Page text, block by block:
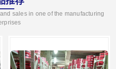
sales in one of the manufacturing